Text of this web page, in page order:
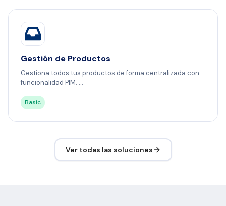
Gestión de Productos
Gestiona todos tus productos de forma centralizada con
funcionalidad PIM. ...
Basic
Ver todas las soluciones